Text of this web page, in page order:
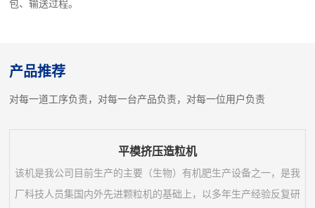
包、输送过程。
产品推荐
对每一道工序负责，对每一台产品负责，对每一位用户负责
平模挤压造粒机
该机是我公司目前生产的主要（生物）有机肥生产设备之一，是我
厂科技人员集国内外先进颗粒机的基础上，以多年生产经验反复研